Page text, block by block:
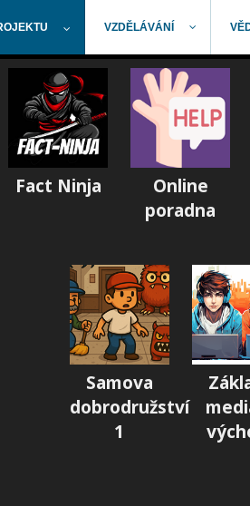
VZDĚLÁVÁNÍ
Fact Ninja
Online
poradna
Samova
dobrodružství
1